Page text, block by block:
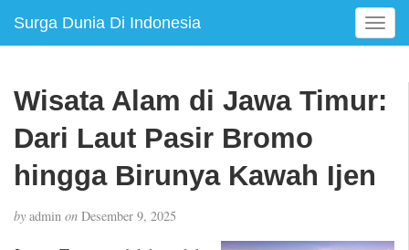
Surga Dunia Di Indonesia
T
o
v
a
Wisata Alam di Jawa Timur:
Dari Laut Pasir Bromo
hingga Birunya Kawah Ijen
by admin on Desember 9, 2025